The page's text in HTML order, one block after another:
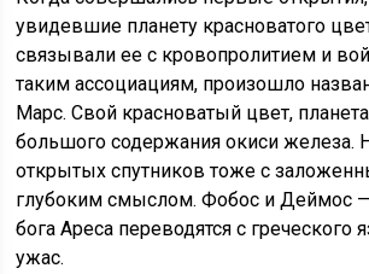
увидевшие планету красноватого
связывали ее с кровопролитием и
таким ассоциациям, произошло
Марс. Свой красноватый цвет,
большого содержания окиси железа.
открытых спутников тоже с
глубоким смыслом. Фобос и Деймос
бога Ареса переводятся с греческого
ужас.